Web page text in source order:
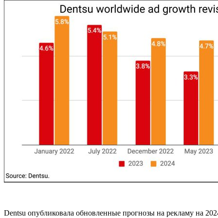
Dentsu опубликовала обновленные прогнозы на рекламу на